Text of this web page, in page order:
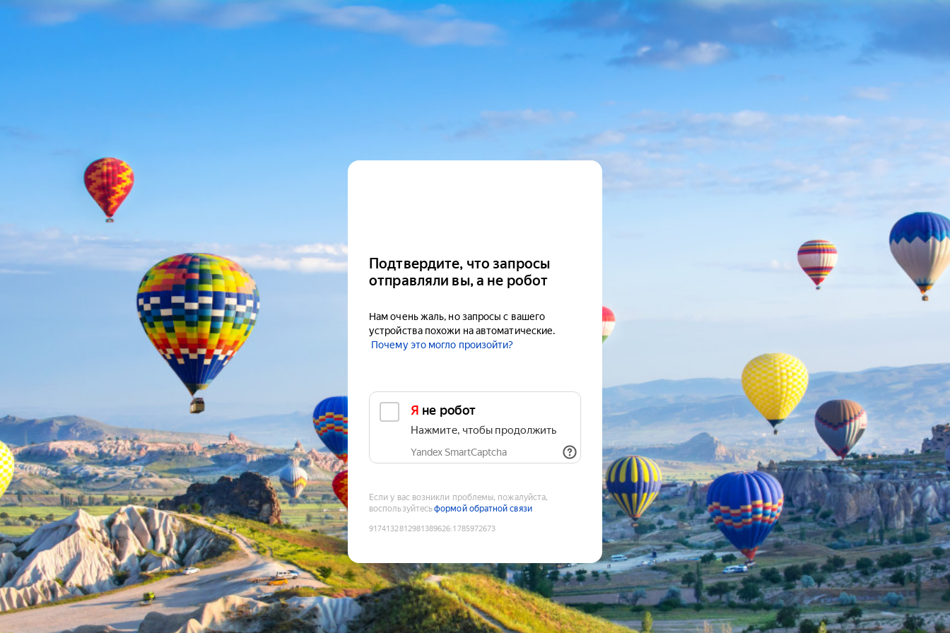
Подтвердите, что запросы
отправляли вы, а не робот
Нам очень жаль, но запросы с вашего
устройства похожи на автоматические.
Почему это могло произойти?
Я не робот
Нажмите, чтобы продолжить
Yandex SmartCaptcha
Если у вас возникли проблемы, пожалуйста,
воспользуйтесьформой обратной связи
9174132812981389626:1785972673